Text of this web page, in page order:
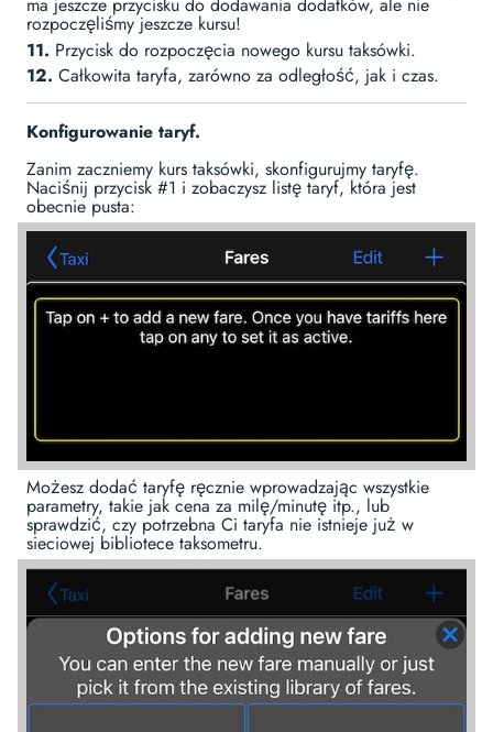
ma jeszcze przycisku do dodawania dodatków, ale nie
rozpoczęliśmy jeszcze kursu!
11. Przycisk do rozpoczęcia nowego kursu taksówki.
12. Całkowita taryfa, zarówno za odległość, jak i czas.
Konfigurowanie taryf.
Zanim zaczniemy kurs taksówki, skonfigurujmy taryfę.
Naciśnij przycisk #1 i zobaczysz listę taryf, która jest
obecnie pusta:
Możesz dodać taryfę ręcznie wprowadzając wszystkie
parametry, takie jak cena za milę/minutę itp., lub
sprawdzić, czy potrzebna Ci taryfa nie istnieje już w
sieciowej bibliotece taksometru.